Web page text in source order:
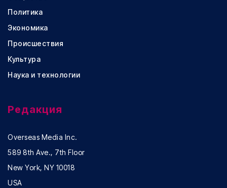
Политика
Экономика
Происшествия
Культура
Наука и технологии
Редакция
Overseas Media Inc.
589 8th Ave., 7th Floor
New York, NY 10018
USA